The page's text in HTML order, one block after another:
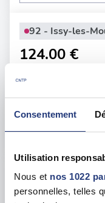
Consentement
Utilisation
Nous et nos 1022
personnelles, telles
92 - Issy-les-
124.00 €
13 Rue Camille
Moulineaux
92 -